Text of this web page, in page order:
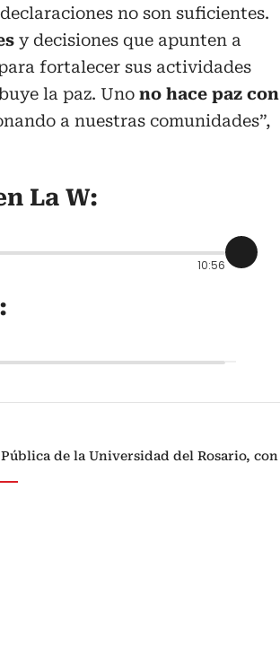
no son suficientes.
y decisiones que apunten a
fortalecer sus actividades
la paz. Uno no hace paz con
a nuestras comunidades”,
La W:
10:56
de la Universidad del Rosario, con